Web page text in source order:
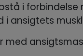
i
i ansigtets
med